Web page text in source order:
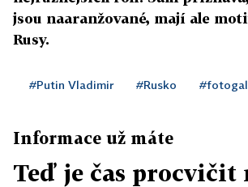
jsou naaranžované, mají ale
Rusy.
#Putin Vladimir #Rusko
Informace už máte
Teď je čas procvičit